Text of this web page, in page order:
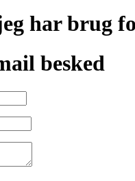
har brug
besked